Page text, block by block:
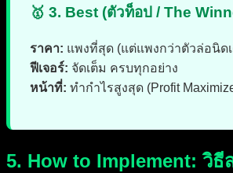
🥇 3. Best (ตัวท็อป / The
ราคา: แพงที่สุด (แต่แพงกว่าตัวล่อนิด
ฟีเจอร์: จัดเต็ม ครบทุกอย่าง
หน้าที่: ทำกำไรสูงสุด (Profit
5. How to Implement: วิธี